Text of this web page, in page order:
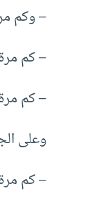
– وكم
– كم
– كم
وعلى
– كم